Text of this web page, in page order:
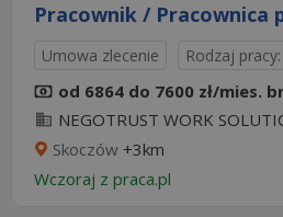
Pracownik / Pracownica
Umowa zlecenie Rodzaj pracy:
od 6864 do 7600 zł/mies.
NEGOTRUST WORK
Skoczów +3km
Wczoraj z praca.pl